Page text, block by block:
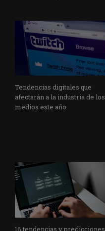
Tendencias digitales que
afectarán a la industria de los
medios este año
16 tendencias y predicciones